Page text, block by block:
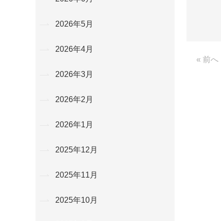
« 前へ
2026年5月
2026年4月
2026年3月
2026年2月
2026年1月
2025年12月
2025年11月
2025年10月